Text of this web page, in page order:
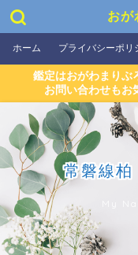
お
ホーム プライバシーポリ
鑑定はおがわまりぶ
お問い合わせもお
常磐線